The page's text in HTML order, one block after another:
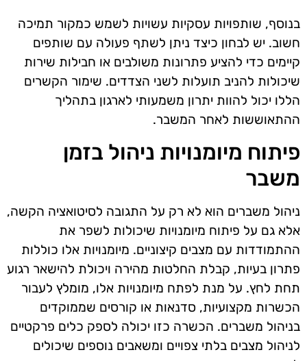
בנוסף, שותפויות עסקיות עשויות לשמש כמקור תמיכה
חשוב. יש לבחון כיצד ניתן לשתף פעולה עם שותפים
קיימים כדי להציע פתרונות משולבים או חבילות שירות
שיכולות להניב תועלות לשני הצדדים. שימור הקשרים
הללו יכול להוות יתרון משמעותי לארגון בתהליך
ההתאוששות לאחר המשבר.
פיתוח מיומנויות ניהול בזמן
משבר
ניהול משברים הוא לא רק על התגובה לסיטואציה הקשה,
אלא גם על פיתוח מיומנויות שיכולות לשפר את
ההתמודדות עם מצבים קיצוניים. מיומנויות אלו כוללות
פתרון בעיות, קבלת החלטות מהירה ויכולת להישאר רגוע
תחת לחץ. על מנת לפתח מיומנויות אלו, מומלץ לעבור
הכשרות מקצועיות, סדנאות או קורסים שממוקדים
בניהול משברים. הכשרה כזו יכולה לספק כלים פרקטיים
לניהול מצבים בלתי צפויים ומשאבים נוספים שיכולים